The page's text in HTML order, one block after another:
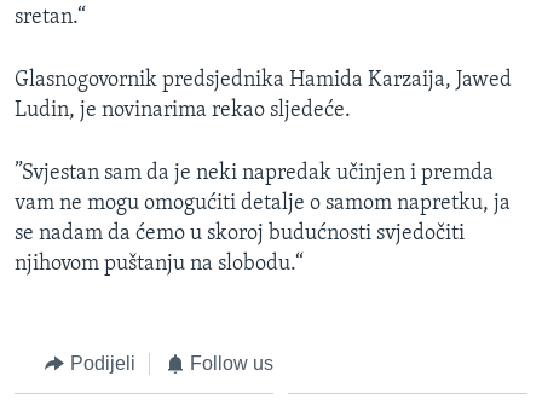
Jezici
sretan.“
Glasnogovornik predsjednika Hamida Karzaija, Jawed
Ludin, je novinarima rekao sljedeće.
”Svjestan sam da je neki napredak učinjen i premda
vam ne mogu omogućiti detalje o samom napretku, ja
se nadam da ćemo u skoroj budućnosti svjedočiti
njihovom puštanju na slobodu.“
Podijeli Follow us